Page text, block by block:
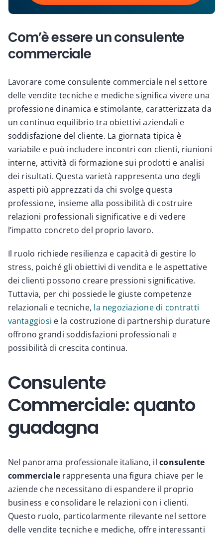
Com’è essere un consulente
commerciale
Lavorare come consulente commerciale nel settore
delle vendite tecniche e mediche significa vivere una
professione dinamica e stimolante, caratterizzata da
un continuo equilibrio tra obiettivi aziendali e
soddisfazione del cliente. La giornata tipica è
variabile e può includere incontri con clienti, riunioni
interne, attività di formazione sui prodotti e analisi
dei risultati. Questa varietà rappresenta uno degli
aspetti più apprezzati da chi svolge questa
professione, insieme alla possibilità di costruire
relazioni professionali significative e di vedere
l’impatto concreto del proprio lavoro.
Il ruolo richiede resilienza e capacità di gestire lo
stress, poiché gli obiettivi di vendita e le aspettative
dei clienti possono creare pressioni significative.
Tuttavia, per chi possiede le giuste competenze
relazionali e tecniche, la negoziazione di contratti
vantaggiosi e la costruzione di partnership durature
offrono grandi soddisfazioni professionali e
possibilità di crescita continua.
Consulente
Commerciale: quanto
guadagna
Nel panorama professionale italiano, ilconsulente
commerciale rappresenta una figura chiave per le
aziende che necessitano di espandere il proprio
business e consolidare le relazioni con i clienti.
Questo ruolo, particolarmente rilevante nel settore
delle vendite tecniche e mediche, offre interessanti